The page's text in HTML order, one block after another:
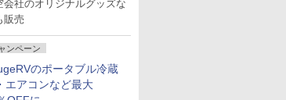
会社のオリジナルグッズな
販売
ンペーン
のポータブル冷蔵
エアコンなど最大